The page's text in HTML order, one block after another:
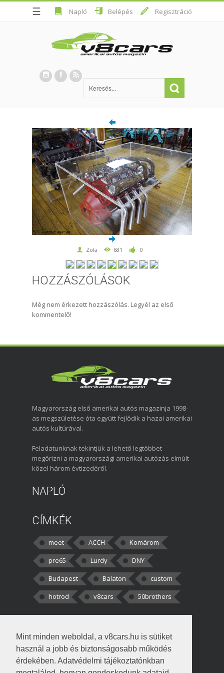
Mint minden weboldal, a v8cars.hu is sütiket
használ a jobb és biztonságosabb működés
érdekében. Adatvédelmi tájékoztatónkban
☰ Napló Belépés Regisztráció
Zola 681 0
HOZZÁSZÓLÁSOK
Még nem érkezett hozzászólás. Legyél az első
kommentelő!
Magyarország első amerikai autós magazinja 1998-
as megszületése óta együtt fejlődik a hazai amerikai
autós kultúrával.
Feladatunknak tekintjük a lehető legtöbbet
megőrizni a magyarországi amerikai autózás elmúlt
közel három évtizedéről.
NAPLÓ
CÍMKÉK
meet ACCH
Komárom
pre65
Lurdy
DNY
Budapest
Balaton
custom
hotrod
v8cars 50brothers
kortisz:Elszúrtam! Én csak két
darabbaal számoltam. Nem tudtam, hogy fél autót,